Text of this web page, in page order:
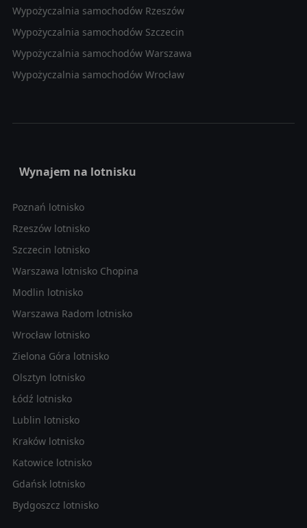
Wypożyczalnia samochodów Rzeszów
Wypożyczalnia samochodów Szczecin
Wypożyczalnia samochodów Warszawa
Wypożyczalnia samochodów Wrocław
Wynajem na lotnisku
Poznań lotnisko
Rzeszów lotnisko
Szczecin lotnisko
Warszawa lotnisko Chopina
Modlin lotnisko
Warszawa Radom lotnisko
Wrocław lotnisko
Zielona Góra lotnisko
Olsztyn lotnisko
Łódź lotnisko
Lublin lotnisko
Kraków lotnisko
Katowice lotnisko
Gdańsk lotnisko
Bydgoszcz lotnisko